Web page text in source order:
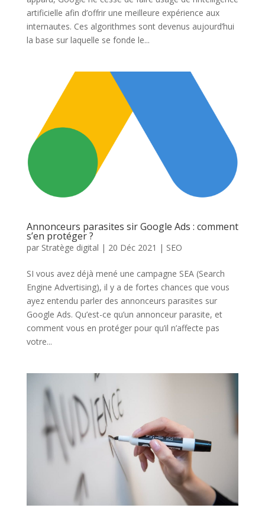
artificielle afin d’offrir une meilleure expérience aux
internautes. Ces algorithmes sont devenus aujourd’hui
la base sur laquelle se fonde le...
Annonceurs parasites sir Google Ads : comment
s’en protéger ?
par Stratège digital | 20 Déc 2021 | SEO
SI vous avez déjà mené une campagne SEA (Search
Engine Advertising), il y a de fortes chances que vous
ayez entendu parler des annonceurs parasites sur
Google Ads. Qu’est-ce qu’un annonceur parasite, et
comment vous en protéger pour qu’il n’affecte pas
votre...